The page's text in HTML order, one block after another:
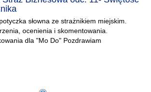
słowna ze strażnikiem miejskim.
ocenienia i skomentowania.
dla "Mo Do" Pozdrawiam